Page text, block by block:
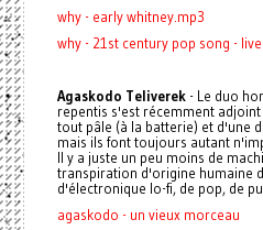
why - early whitney.mp3
why - 21st century pop song -
Agaskodo Teliverek- Le duo
repentis s'est récemment
tout pâle (à la batterie) et d'une
mais ils font toujours autant
Il y a juste un peu moins de
transpiration d'origine humaine
d'électronique lo-fi, de pop, de
agaskodo - un vieux morceau